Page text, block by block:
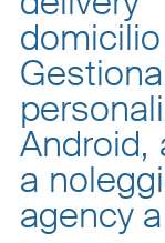
Android,
a
agency